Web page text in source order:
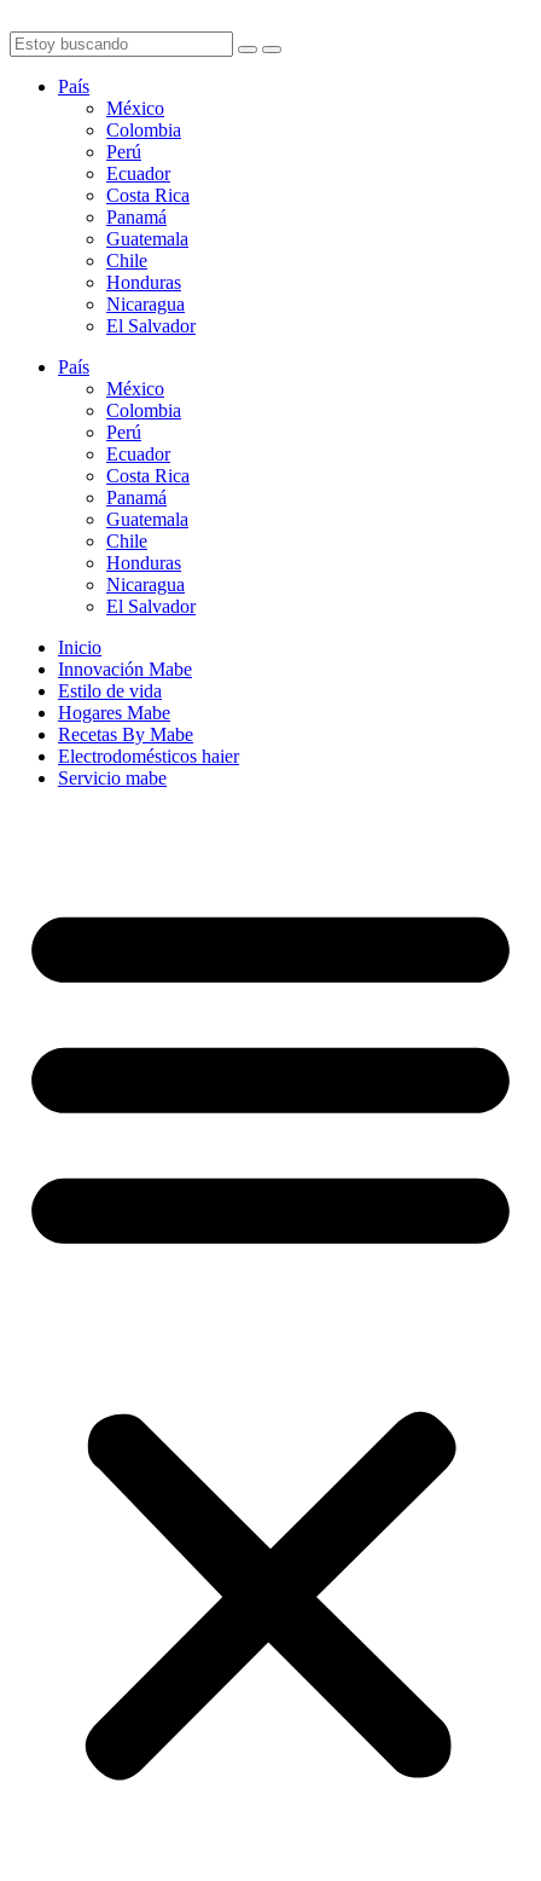
País
México
Colombia
Perú
Ecuador
Costa Rica
Panamá
Guatemala
Chile
Honduras
Nicaragua
El Salvador
País
México
Colombia
Perú
Ecuador
Costa Rica
Panamá
Guatemala
Chile
Honduras
Nicaragua
El Salvador
Inicio
Innovación Mabe
Estilo de vida
Hogares Mabe
Recetas By Mabe
Electrodomésticos haier
Servicio mabe